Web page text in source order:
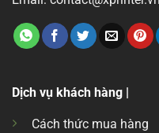
Dịch vụ khách hàng |
Cách thức mua hàng